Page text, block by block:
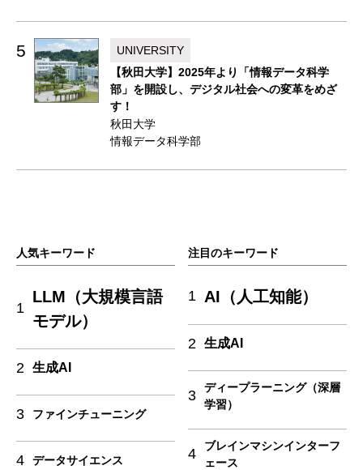
5
UNIVERSITY
【秋田大学】2025年より「情報データ科学
部」を開設し、デジタル社会への変革をめざ
す！
秋田大学
情報データ科学部
人気キーワード
1
LLM（大規模言語
モデル）
2 生成AI
3 ファインチューニング
4 データサイエンス
注目のキーワード
1 AI（人工知能）
2 生成AI
3
ディープラーニング（深層
学習）
4
ブレインマシンインターフ
ェース